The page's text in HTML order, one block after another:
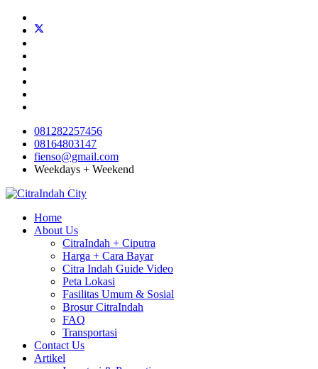
081282257456
08164803147
fienso@gmail.com
Weekdays + Weekend
Home
About Us
CitraIndah + Ciputra
Harga + Cara Bayar
Citra Indah Guide Video
Peta Lokasi
Fasilitas Umum & Sosial
Brosur CitraIndah
FAQ
Transportasi
Contact Us
Artikel